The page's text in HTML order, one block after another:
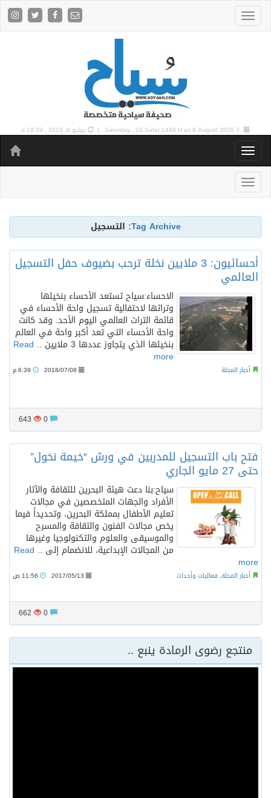
Saturday , 24 Safar 1448 H as8 August 2026 Y | يوليو 8, 2018 , 18:39 م
Tag Archive: التسجيل
أحسائيون: 3 ملايين نخلة ترحب بضيوف حفل التسجيل
العالمي
الاحساء:سياح تستعد الأحساء بنخيلها
وتراثها لاحتفالية تسجيل واحة الأحساء في
قائمة التراث العالمي اليوم الأحد. وقد كانت
واحة الأحساء التي تعد أكبر واحة في العالم
بنخيلها الذي يتجاوز عددها 3 ملايين .. Read
more
أخبار المجلة 2018/07/08
643
فتح باب التسجيل للمدربين في ورش “خيمة نخول”
حتى 27 مايو الجاري
سياح:بنا دعت هيئة البحرين للثقافة والآثار
الأفراد والجهات المتخصصين في مجالات
تعليم الأطفال بمملكة البحرين، وتحديداً فيما
يخص مجالات الفنون والثقافة والمسرح
والموسيقى والعلوم والتكنولوجيا وغيرها
من المجالات الإبداعية، للانضمام إلى .. Read
more
أخبار المجلة, فعاليات وأحداث 2017/05/13
662
منتجع رضوى الرمادة ينبع ..